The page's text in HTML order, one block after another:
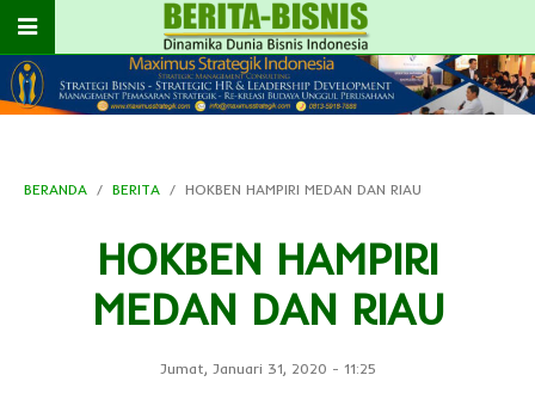
BERANDA BERITA HOKBEN HAMPIRI MEDAN DAN RIAU
HOKBEN HAMPIRI
MEDAN DAN RIAU
Jumat, Januari 31, 2020 - 11:25